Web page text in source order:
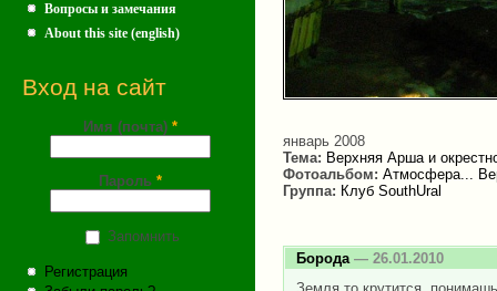
Вопросы и замечания
About this site (english)
Вход на сайт
Имя (почта) *
Пароль *
Запомнить
Регистрация
январь 2008
Тема: Верхняя Арша и
Фотоальбом: Атмосфера...
Группа: Клуб SouthUral
Борода— 26.01.2010